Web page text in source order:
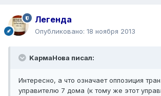
Легенда
Опубликовано: 18 ноября 2013
KармаНова писал:
Интересно, а что означает оппозиция
управителю 7 дома (к тому же этот